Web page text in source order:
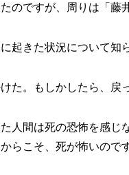
のですが、周りは「藤
起きた状況について知
た。もしかしたら、戻
人間は死の恐怖を感じ
らこそ、死が怖いので